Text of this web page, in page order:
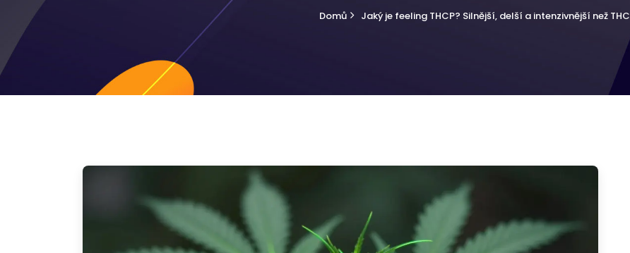
Domů Jaký je feeling THCP? Silnější, delší a intenzivnější než THC